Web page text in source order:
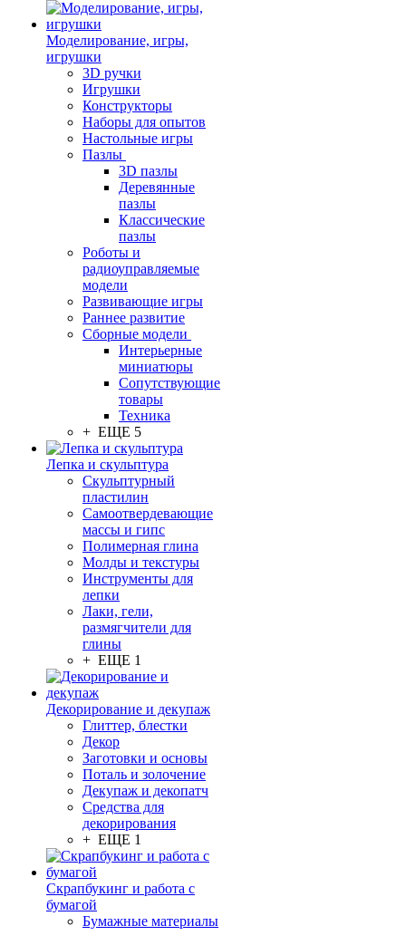
Моделирование, игры,
игрушки
3D ручки
Игрушки
Конструкторы
Наборы для опытов
Настольные игры
Пазлы
3D пазлы
Деревянные
пазлы
Классические
пазлы
Роботы и
радиоуправляемые
модели
Развивающие игры
Раннее развитие
Сборные модели
Интерьерные
миниатюры
Сопутствующие
товары
Техника
+ ЕЩЕ 5
Лепка и скульптура
Скульптурный
пластилин
Самоотвердевающие
массы и гипс
Полимерная глина
Молды и текстуры
Инструменты для
лепки
Лаки, гели,
размягчители для
глины
+ ЕЩЕ 1
Декорирование и декупаж
Глиттер, блестки
Декор
Заготовки и основы
Поталь и золочение
Декупаж и декопатч
Средства для
декорирования
+ ЕЩЕ 1
Скрапбукинг и работа с
бумагой
Бумажные материалы